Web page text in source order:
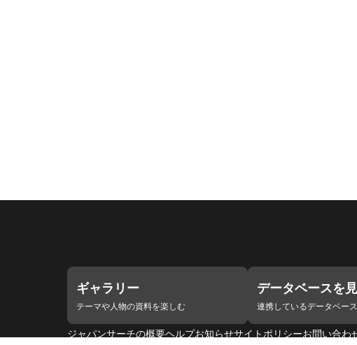
ギャラリー
テーマや人物の資料を楽しむ
データベースを
連携しているデータベー
ジャパンサーチの概要ヘルプお知らせサイトポリシーお問い合わ